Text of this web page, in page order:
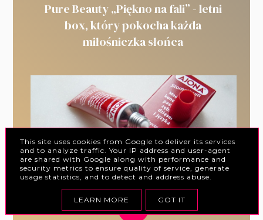
Pure Beauty „Piękno na fali” - letni
box, który pokocha każda
miłośniczka słońca
This site uses cookies from Google to deliver its services
and to analyze traffic. Your IP address and user-agent
are shared with Google along with performance and
security metrics to ensure quality of service, generate
usage statistics, and to detect and address abuse.
LEARN MORE GOT IT